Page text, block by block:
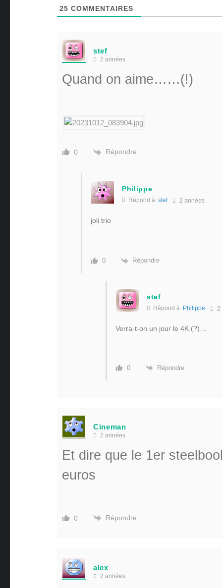
25 COMMENTAIRES
stef
2 années
Quand on aime……(!)
0 Répondre
Philippe
Répond à stef 2 années
joli trio
0 Répondre
stef
Répond à Philippe 2
Verra-t-on un jour le 4K (?)…
0 Répondre
Cineman
2 années
Et dire que le 1er
euros
0 Répondre
alex
2 années